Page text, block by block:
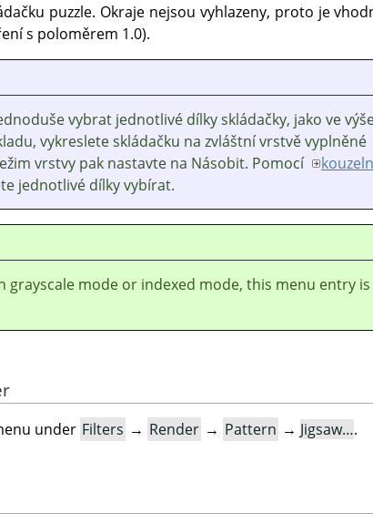
puzzle. Okraje nejsou vyhlazeny, proto je
s poloměrem 1.0).
vybrat jednotlivé dílky skládačky, jako ve
vykreslete skládačku na zvláštní vrstvě vyplněné
vrstvy pak nastavte na Násobit. Pomocí
jednotlivé dílky vybírat.
grayscale mode or indexed mode, this menu entry is
under Filters → Render → Pattern → Jigsaw….